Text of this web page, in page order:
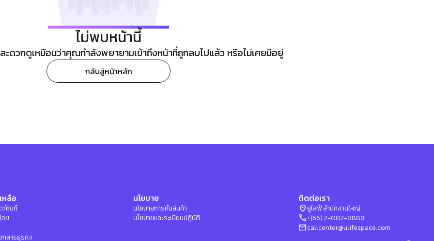
ไม่พบหน้านี้
ะดวกดูเหมือนว่าคุณกำลังพยายามเข้าถึงหน้าที่ถูกลบไปแล้ว หรือไม่เคยมีอยู่
กลับสู่หน้าหลัก
หลือ
ภัณฑ์
ย
กสารธุรกิจ
นโยบาย
นโยบายการคืนสินค้า
นโยบายและระเบียบปฏิบัติ
ติดต่อเรา
location_onยูไลฟ์ สำนักงานใหญ่
phone+(66) 2-002-8888
mailcallcenter@ulifespace.com